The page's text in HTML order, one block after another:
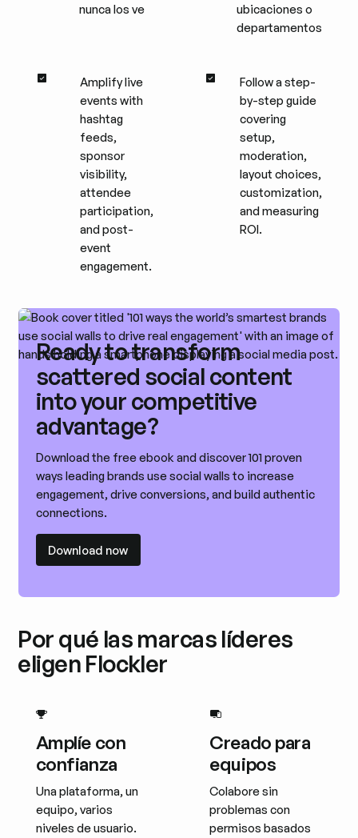
nunca los ve
ubicaciones o
departamentos
Amplify live
events with
hashtag
feeds,
sponsor
visibility,
attendee
participation,
and post-
event
engagement.
Follow a step-
by-step guide
covering
setup,
moderation,
layout choices,
customization,
and measuring
ROI.
Ready to transform
scattered social content
into your competitive
advantage?
Download the free ebook and discover 101 proven
ways leading brands use social walls to increase
engagement, drive conversions, and build authentic
connections.
Download now
Download now
Por qué las marcas líderes
eligen Flockler
Amplíe con
confianza
Una plataforma, un
equipo, varios
niveles de usuario.
Creado para
equipos
Colabore sin
problemas con
permisos basados